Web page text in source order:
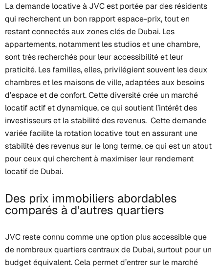
La demande locative à JVC est portée par des résidents
qui recherchent un bon rapport espace-prix, tout en
restant connectés aux zones clés de Dubai. Les
appartements, notamment les studios et une chambre,
sont très recherchés pour leur accessibilité et leur
praticité. Les familles, elles, privilégient souvent les deux
chambres et les maisons de ville, adaptées aux besoins
d’espace et de confort. Cette diversité crée un marché
locatif actif et dynamique, ce qui soutient l’intérêt des
investisseurs et la stabilité des revenus. Cette demande
variée facilite la rotation locative tout en assurant une
stabilité des revenus sur le long terme, ce qui est un atout
pour ceux qui cherchent à maximiser leur rendement
locatif de Dubai.
Des prix immobiliers abordables
comparés à d’autres quartiers
JVC reste connu comme une option plus accessible que
de nombreux quartiers centraux de Dubai, surtout pour un
budget équivalent. Cela permet d’entrer sur le marché